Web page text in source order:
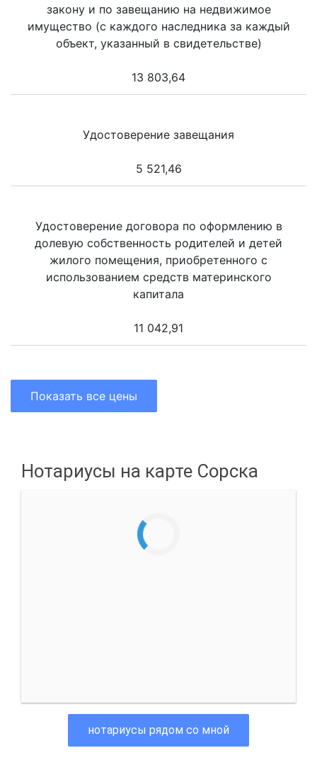
закону и по завещанию на недвижимое
имущество (с каждого наследника за каждый
объект, указанный в свидетельстве)
13 803,64
Удостоверение завещания
5 521,46
Удостоверение договора по оформлению в
долевую собственность родителей и детей
жилого помещения, приобретенного с
использованием средств материнского
капитала
11 042,91
Показать все цены
Нотариусы на карте Сорска
нотариусы рядом со мной